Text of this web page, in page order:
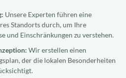
Unsere Experten führen eine
Standorts durch, um Ihre
und Einschränkungen zu verstehen.
Wir erstellen einen
der die lokalen Besonderheiten